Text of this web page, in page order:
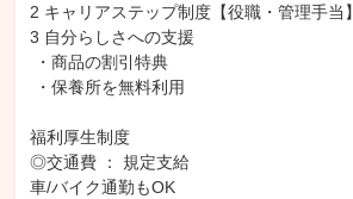
2 キャリアステップ制度【役職・管理手当】
3 自分らしさへの支援
福利厚生制度
◎交通費 ： 規定支給
車/バイク通勤もOK